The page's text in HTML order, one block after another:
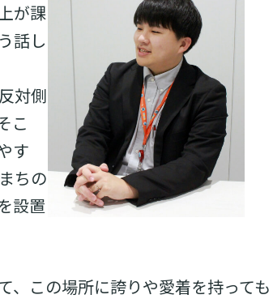
が課
話し
対側
こ
す
ちの
設置
、この場所に誇りや愛着を持っても